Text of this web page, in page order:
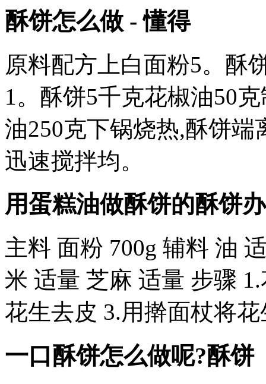
酥饼怎么做 - 懂得
原料配方上白面粉5。酥
1。酥饼5千克花椒油50
油250克下锅烧热,酥饼端
迅速搅拌均。
用蛋糕油做酥饼的酥饼
主料 面粉 700g 辅料 油
米 适量 芝麻 适量 步骤
花生去皮 3.用擀面杖将
一口酥饼怎么做呢?酥饼